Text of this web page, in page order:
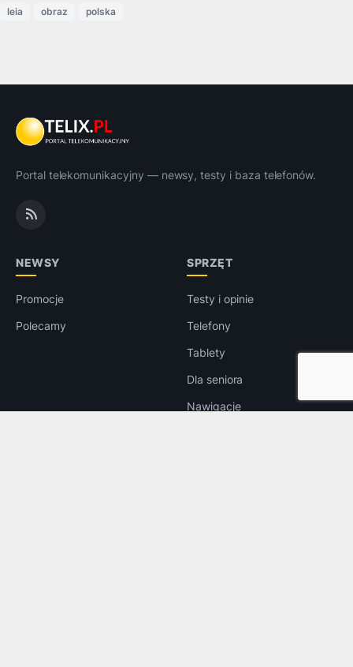
leia obraz polska
Portal telekomunikacyjny — newsy, testy i baza telefonów.
NEWSY
Promocje
Polecamy
SPRZĘT
Testy i opinie
Telefony
Tablety
Dla seniora
Nawigacje